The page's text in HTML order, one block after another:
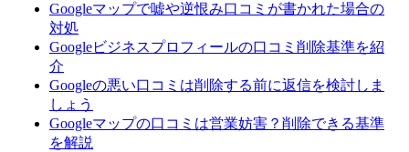
Googleマップで嘘や逆恨み口コミが書かれた場合の
対処
Googleビジネスプロフィールの口コミ削除基準を紹
介
Googleの悪い口コミは削除する前に返信を検討しま
しょう
Googleマップの口コミは営業妨害？削除できる基準
を解説